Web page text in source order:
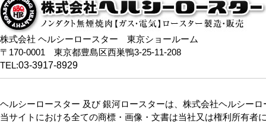
株式会社 ヘルシーロースター 東京ショールーム
〒170-0001 東京都豊島区西巣鴨3-25-11-208
TEL:03-3917-8929
ヘルシーロースター 及び 銀河ロースターは、株式会社ヘルシー
当サイトにおける全ての商標・画像・文書は当社又は権利所有者